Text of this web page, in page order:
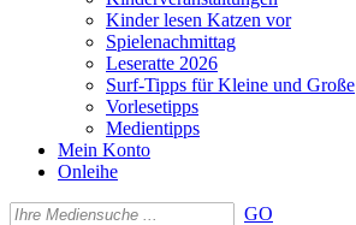
Kinder lesen Katzen vor
Spielenachmittag
Leseratte 2026
Surf-Tipps für Kleine und Große
Vorlesetipps
Medientipps
Mein Konto
Onleihe
GO